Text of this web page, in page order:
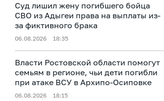
Суд лишил жену погибшего бойца
СВО из Адыгеи права на выплаты из-
за фиктивного брака
06.08.2026 18:35
Власти Ростовской области помогут
семьям в регионе, чьи дети погибли
при атаке ВСУ в Архипо-Осиповке
06.08.2026 18:15